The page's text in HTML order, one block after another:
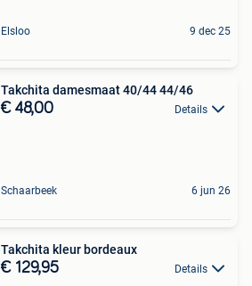
Elsloo 9 dec 25
Takchita damesmaat 40/44 44/46
€ 48,00 Details
Schaarbeek 6 jun 26
Takchita kleur bordeaux
€ 129,95 Details